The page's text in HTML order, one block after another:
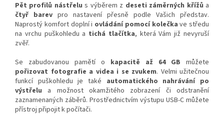
Pět profilů nástřelu s výběrem z deseti záměrných křížů a
čtyř barev pro nastavení přesně podle Vašich představ.
Naprostý komfort doplní i ovládání pomocí kolečka ve středu
na vrchu puškohledu a tichá tlačítka, která Vám již nevyruší
zvěř.
Se zabudovanou pamětí o kapacitě až 64 GB můžete
pořizovat fotografie a videa i se zvukem. Velmi užitečnou
funkcí puškohledu je také automatického nahrávání po
výstřelu a možnost okamžitého zobrazení či odstranění
zaznamenaných záběrů. Prostřednictvím výstupu USB-C můžete
přístroj připojit k počítači.